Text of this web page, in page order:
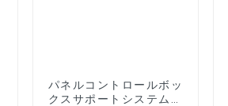
パネルコントロールボッ
クスサポートシステム関